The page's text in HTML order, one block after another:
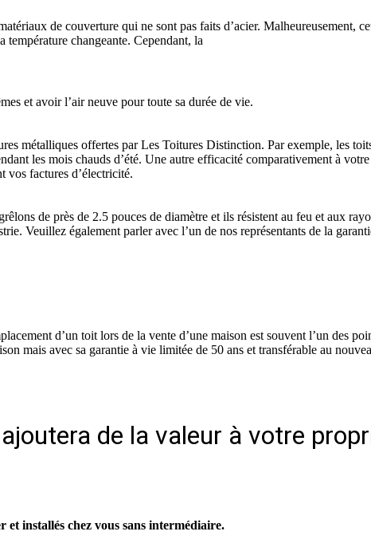
de couverture qui ne sont pas faits d’acier. Malheureusement,
changeante. Cependant, la
et avoir l’air neuve pour toute sa durée de vie.
métalliques offertes par Les Toitures Distinction. Par exemple, les
les mois chauds d’été. Une autre efficacité comparativement à
vos factures d’électricité.
de près de 2.5 pouces de diamètre et ils résistent au feu et aux
Veuillez également parler avec l’un de nos représentants de la
d’un toit lors de la vente d’une maison est souvent l’un des
mais avec sa garantie à vie limitée de 50 ans et transférable au
de la valeur à votre
installés chez vous sans intermédiaire.